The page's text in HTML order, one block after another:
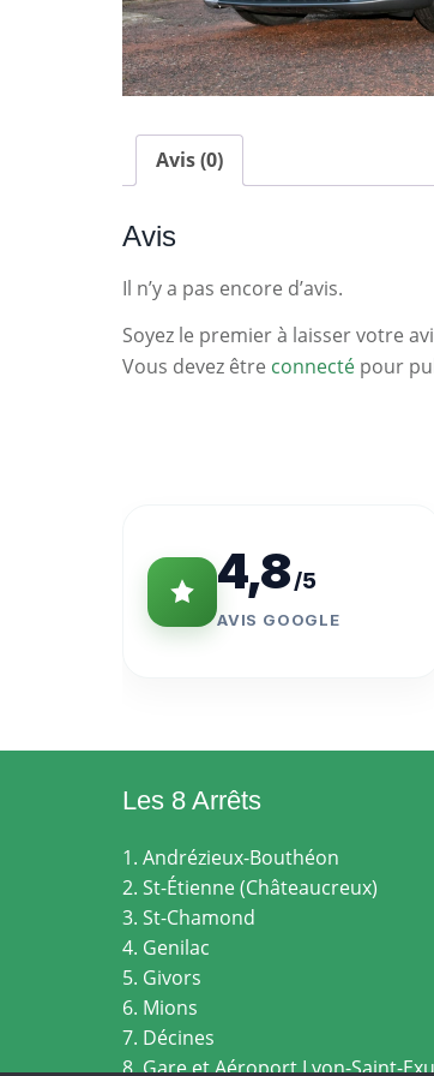
Avis (0)
Avis
Il n’y a pas encore d’avis.
Soyez le premier à laisser votre
Vous devez être connecté pour
4,8/5
AVIS GOOGLE
Les 8 Arrêts
1. Andrézieux-Bouthéon
2. St-Étienne (Châteaucreux)
3. St-Chamond
4. Genilac
5. Givors
6. Mions
7. Décines
8. Gare et Aéroport Lyon-Saint-